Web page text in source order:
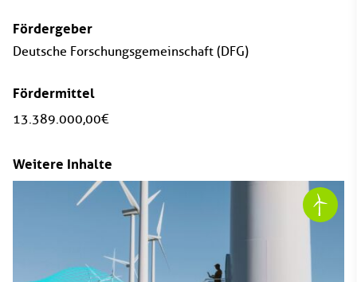
Fördergeber
Deutsche Forschungsgemeinschaft (DFG)
Fördermittel
13.389.000,00 €
Weitere Inhalte